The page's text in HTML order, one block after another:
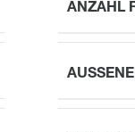
ANZAHL